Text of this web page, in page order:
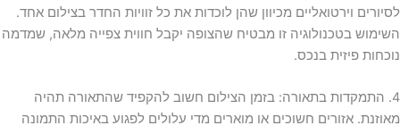
לסיורים וירטואליים מכיוון שהן לוכדות את כל זוויות החדר בצילום אחד.
השימוש בטכנולוגיה זו מבטיח שהצופה יקבל חווית צפייה מלאה, שמדמה
נוכחות פיזית בנכס.
4. התמקדות בתאורה: בזמן הצילום חשוב להקפיד שהתאורה תהיה
מאוזנת. אזורים חשוכים או מוארים מדי עלולים לפגוע באיכות התמונה